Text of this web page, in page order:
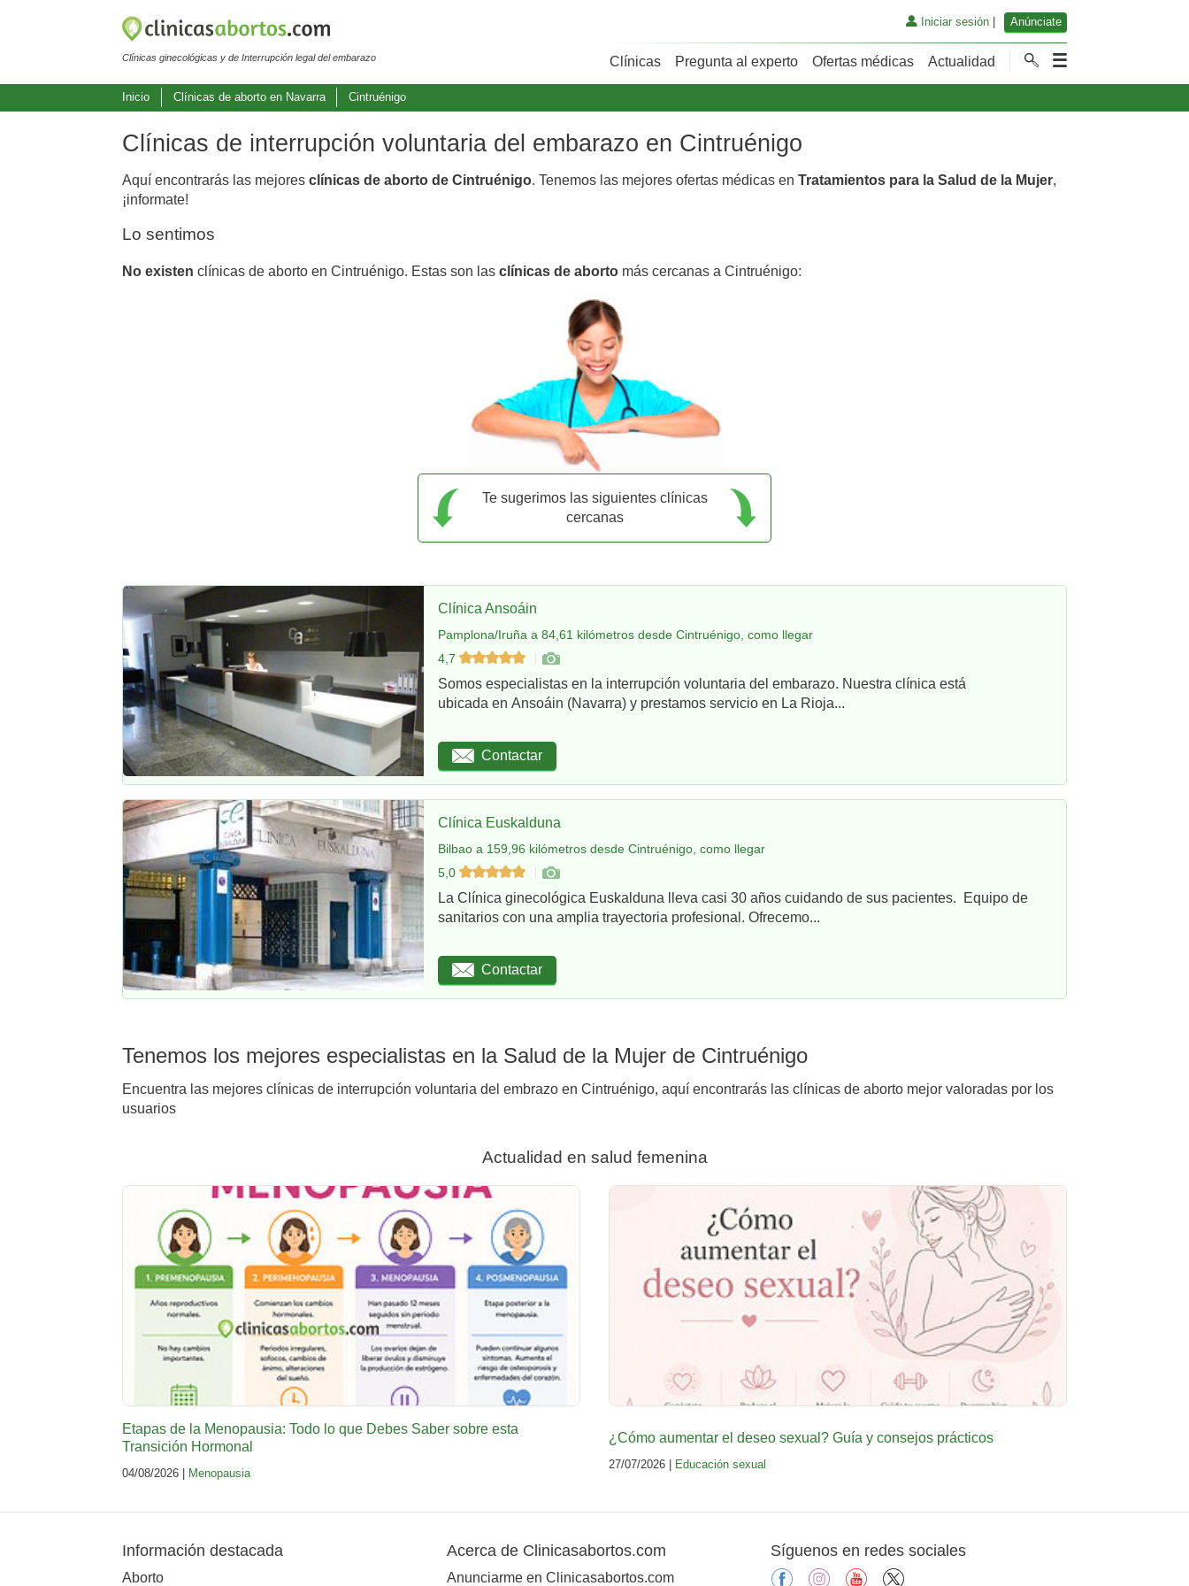
Clínicas ginecológicas y de Interrupción legal del embarazo
Iniciar sesión| Anúnciate
Clínicas Pregunta al experto Ofertas médicas Actualidad
Inicio Clínicas de aborto en Navarra Cintruénigo
Clínicas de interrupción voluntaria del embarazo en Cintruénigo
Aquí encontrarás las mejores clínicas de aborto de Cintruénigo. Tenemos las mejores ofertas médicas en Tratamientos para la Salud de la Mujer,
¡informate!
Lo sentimos
No existen clínicas de aborto en Cintruénigo. Estas son las clínicas de aborto más cercanas a Cintruénigo:
Te sugerimos las siguientes clínicas
cercanas
Clínica Ansoáin
Pamplona/Iruña a 84,61 kilómetros desde Cintruénigo, como llegar
4,7
Somos especialistas en la interrupción voluntaria del embarazo. Nuestra clínica está
ubicada en Ansoáin (Navarra) y prestamos servicio en La Rioja...
Contactar
Clínica Euskalduna
Bilbao a 159,96 kilómetros desde Cintruénigo, como llegar
5,0
La Clínica ginecológica Euskalduna lleva casi 30 años cuidando de sus pacientes. Equipo de
sanitarios con una amplia trayectoria profesional. Ofrecemo...
Contactar
Tenemos los mejores especialistas en la Salud de la Mujer de Cintruénigo
Encuentra las mejores clínicas de interrupción voluntaria del embrazo en Cintruénigo, aquí encontrarás las clínicas de aborto mejor valoradas por los
usuarios
Actualidad en salud femenina
Etapas de la Menopausia: Todo lo que Debes Saber sobre esta
Transición Hormonal
04/08/2026 | Menopausia
¿Cómo aumentar el deseo sexual? Guía y consejos prácticos
27/07/2026 | Educación sexual
Información destacada
Aborto
Acerca de Clinicasabortos.com
Anunciarme en Clinicasabortos.com
Síguenos en redes sociales
facebookinstagramyoutube